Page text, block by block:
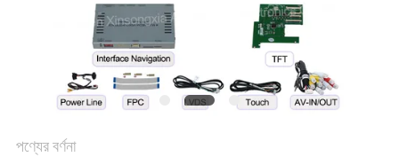
PRIVACY
POLICY
পণ্যের বর্ণনা